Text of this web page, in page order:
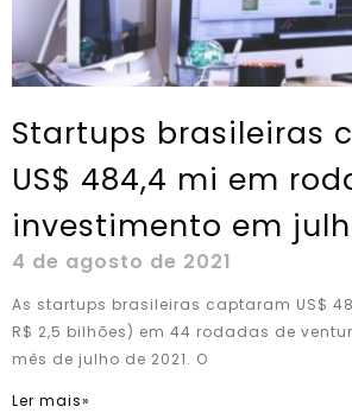
Startups brasileiras
US$ 484,4 mi em
investimento em
4 de agosto de 2021
As startups brasileiras captaram US$
R$ 2,5 bilhões) em 44 rodadas de
mês de julho de 2021. O
Ler mais»